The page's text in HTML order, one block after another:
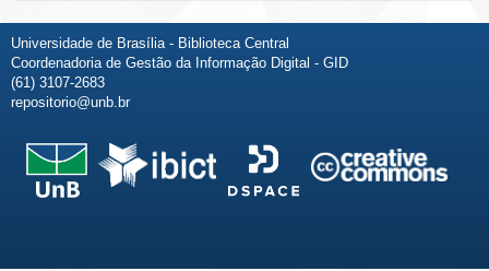
Universidade de Brasília - Biblioteca Central
Coordenadoria de Gestão da Informação Digital - GID
(61) 3107-2683
repositorio@unb.br